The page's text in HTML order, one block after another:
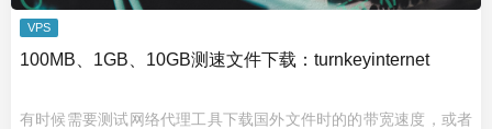
VPS
100MB、1GB、10GB测速文件下载：turnkeyinternet
有时候需要测试网络代理工具下载国外文件时的的带宽速度，或者